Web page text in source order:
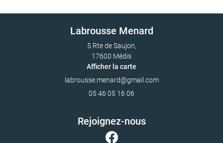
Labrousse Menard
5 Rte de Saujon,
17600 Médis
Afficher la carte
05 46 05 16 06
Rejoignez-nous